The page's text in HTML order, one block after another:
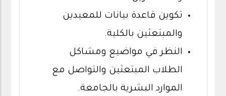
تكوين قاعدة بيانات للمعيدين
والمبتعثين بالكلية.
النظر في مواضيع ومشاكل
الطلاب المبتعثين والتواصل مع
الموارد البشرية بالجامعة.